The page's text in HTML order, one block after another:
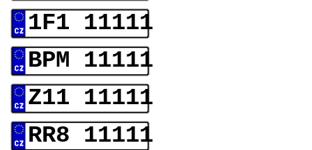
1F1 11111
BPM 11111
Z11 11111
RR8 11111